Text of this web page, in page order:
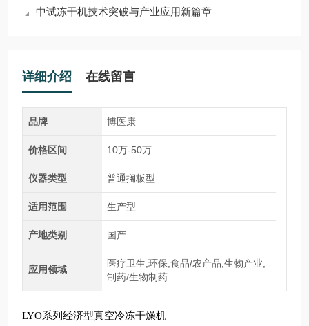
中试冻干机技术突破与产业应用新篇章
详细介绍 在线留言
品牌 博医康
价格区间 10万-50万
仪器类型 普通搁板型
适用范围 生产型
产地类别 国产
应用领域
医疗卫生,环保,食品/农产品,生物产业,
制药/生物制药
LYO系列经济型真空冷冻干燥机